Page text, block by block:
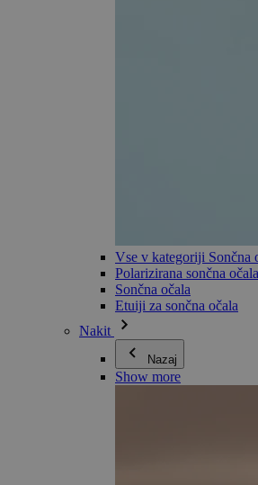
Vse v kategoriji Sončna
Polarizirana sončna očala
Sončna očala
Etuiji za sončna očala
Nakit
Nazaj
Show more